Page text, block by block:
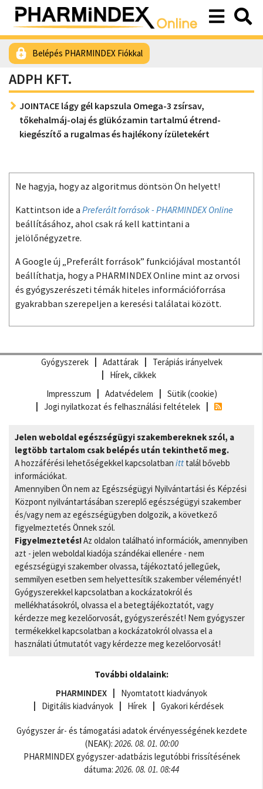
Belépés PHARMINDEX Fiókkal
ADPH KFT.
JOINTACE lágy gél kapszula Omega-3 zsírsav,
tőkehalmáj-olaj és glükózamin tartalmú étrend-
kiegészítő a rugalmas és hajlékony ízületekért
Ne hagyja, hogy az algoritmus döntsön Ön helyett!
Kattintson ide a Preferált források - PHARMINDEX Online
beállításához, ahol csak rá kell kattintani a
jelölőnégyzetre.
A Google új „Preferált források” funkciójával mostantól
beállíthatja, hogy a PHARMINDEX Online mint az orvosi
és gyógyszerészeti témák hiteles információforrása
gyakrabban szerepeljen a keresési találatai között.
Gyógyszerek Adattárak
Terápiás irányelvek
Hírek, cikkek
Impresszum
Adatvédelem
Sütik (cookie)
Jogi nyilatkozat és felhasználási feltételek
Jelen weboldal egészségügyi szakembereknek szól, a
legtöbb tartalom csak belépés után tekinthető meg.
A hozzáférési lehetőségekkel kapcsolatban itt talál bővebb
információkat.
Amennyiben Ön nem az Egészségügyi Nyilvántartási és Képzési
Központ nyilvántartásában szereplő egészségügyi szakember
és/vagy nem az egészségügyben dolgozik, a következő
figyelmeztetés Önnek szól.
Figyelmeztetés!Az oldalon található információk, amennyiben
azt - jelen weboldal kiadója szándékai ellenére - nem
egészségügyi szakember olvassa, tájékoztató jellegűek,
semmilyen esetben sem helyettesítik szakember véleményét!
Gyógyszerekkel kapcsolatban a kockázatokról és
mellékhatásokról, olvassa el a betegtájékoztatót, vagy
kérdezze meg kezelőorvosát, gyógyszerészét! Nem gyógyszer
termékekkel kapcsolatban a kockázatokról olvassa el a
használati útmutatót vagy kérdezze meg kezelőorvosát!
További oldalaink:
PHARMINDEX
Nyomtatott kiadványok
Digitális kiadványok
Hírek Gyakori kérdések
Gyógyszer ár- és támogatási adatok érvényességének kezdete
(NEAK): 2026. 08. 01. 00:00
PHARMINDEX gyógyszer-adatbázis legutóbbi frissítésének
dátuma: 2026. 08. 01. 08:44